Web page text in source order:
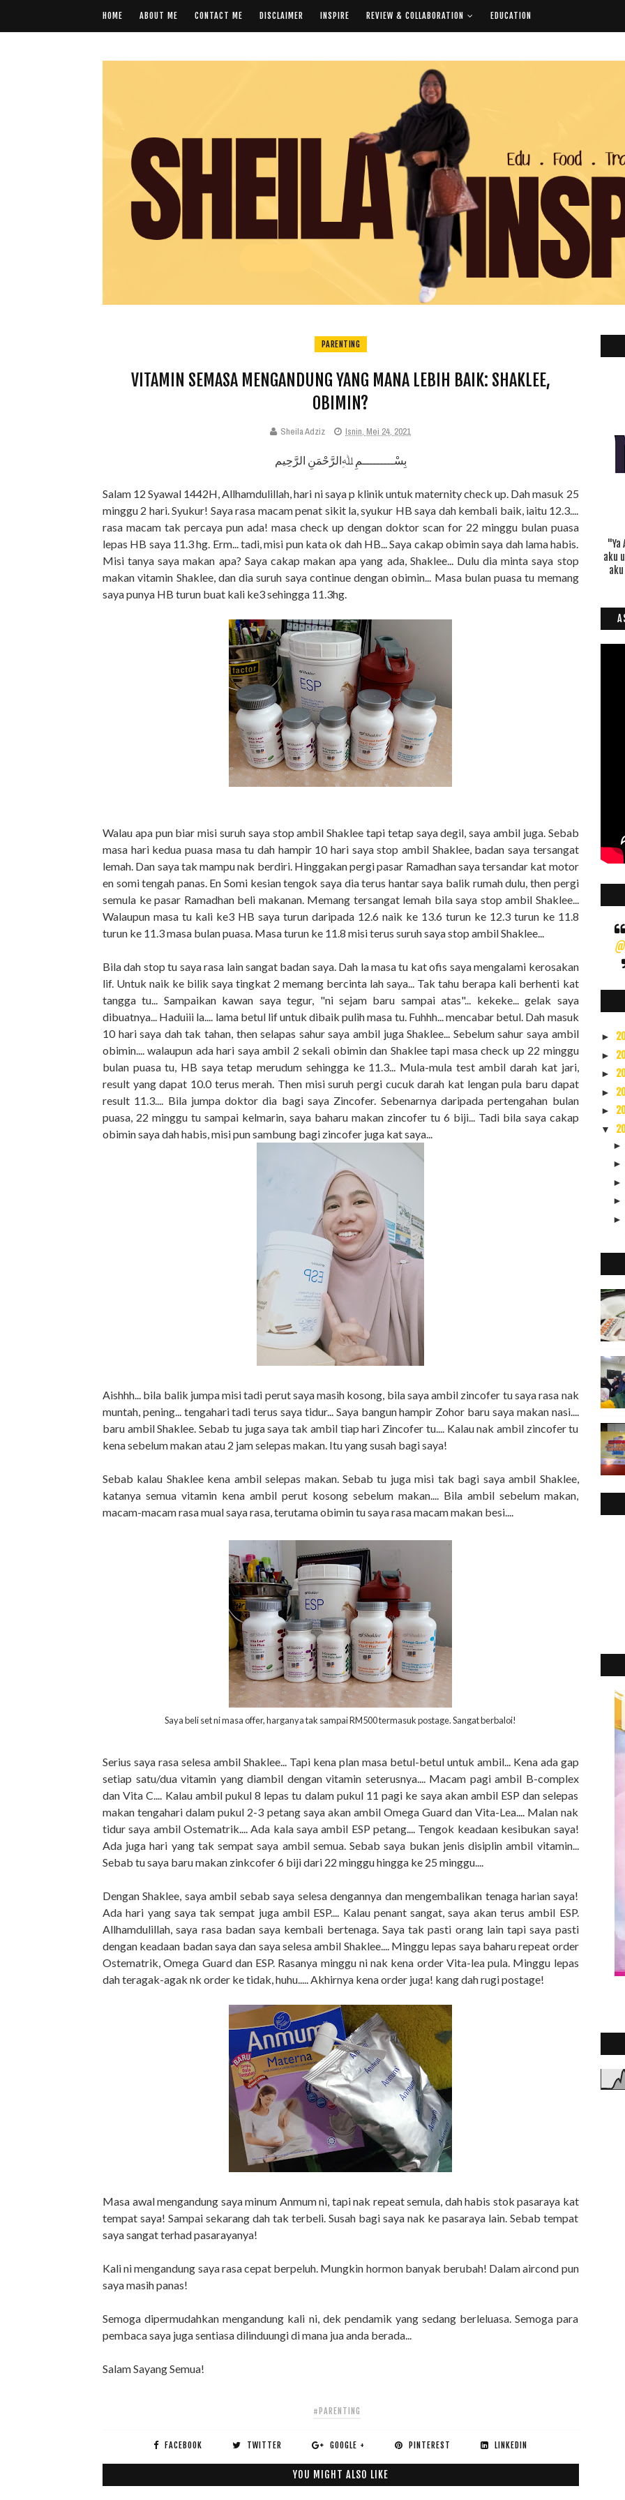
HOME ABOUT ME CONTACT ME DISCLAIMER INSPIRE REVIEW & COLLABORATION EDUCATION
PARENTING
VITAMIN SEMASA MENGANDUNG YANG MANA LEBIH BAIK: SHAKLEE,
OBIMIN?
Sheila Adziz Isnin, Mei 24, 2021
بِسْـــــــــمِ ﷲِالرَّحْمَنِ الرَّحِيم
Salam 12 Syawal 1442H, Allhamdulillah, hari ni saya p klinik untuk maternity check up. Dah masuk 25
minggu 2 hari. Syukur! Saya rasa macam penat sikit la, syukur HB saya dah kembali baik, iaitu 12.3....
rasa macam tak percaya pun ada! masa check up dengan doktor scan for 22 minggu bulan puasa
lepas HB saya 11.3 hg. Erm... tadi, misi pun kata ok dah HB... Saya cakap obimin saya dah lama habis.
Misi tanya saya makan apa? Saya cakap makan apa yang ada, Shaklee... Dulu dia minta saya stop
makan vitamin Shaklee, dan dia suruh saya continue dengan obimin... Masa bulan puasa tu memang
saya punya HB turun buat kali ke3 sehingga 11.3hg.
Walau apa pun biar misi suruh saya stop ambil Shaklee tapi tetap saya degil, saya ambil juga. Sebab
masa hari kedua puasa masa tu dah hampir 10 hari saya stop ambil Shaklee, badan saya tersangat
lemah. Dan saya tak mampu nak berdiri. Hinggakan pergi pasar Ramadhan saya tersandar kat motor
en somi tengah panas. En Somi kesian tengok saya dia terus hantar saya balik rumah dulu, then pergi
semula ke pasar Ramadhan beli makanan. Memang tersangat lemah bila saya stop ambil Shaklee...
Walaupun masa tu kali ke3 HB saya turun daripada 12.6 naik ke 13.6 turun ke 12.3 turun ke 11.8
turun ke 11.3 masa bulan puasa. Masa turun ke 11.8 misi terus suruh saya stop ambil Shaklee...
Bila dah stop tu saya rasa lain sangat badan saya. Dah la masa tu kat ofis saya mengalami kerosakan
lif. Untuk naik ke bilik saya tingkat 2 memang bercinta lah saya... Tak tahu berapa kali berhenti kat
tangga tu... Sampaikan kawan saya tegur, "ni sejam baru sampai atas"... kekeke... gelak saya
dibuatnya... Haduiii la.... lama betul lif untuk dibaik pulih masa tu. Fuhhh... mencabar betul. Dah masuk
10 hari saya dah tak tahan, then selapas sahur saya ambil juga Shaklee... Sebelum sahur saya ambil
obimin.... walaupun ada hari saya ambil 2 sekali obimin dan Shaklee tapi masa check up 22 minggu
bulan puasa tu, HB saya tetap merudum sehingga ke 11.3... Mula-mula test ambil darah kat jari,
result yang dapat 10.0 terus merah. Then misi suruh pergi cucuk darah kat lengan pula baru dapat
result 11.3.... Bila jumpa doktor dia bagi saya Zincofer. Sebenarnya daripada pertengahan bulan
puasa, 22 minggu tu sampai kelmarin, saya baharu makan zincofer tu 6 biji... Tadi bila saya cakap
obimin saya dah habis, misi pun sambung bagi zincofer juga kat saya...
Aishhh... bila balik jumpa misi tadi perut saya masih kosong, bila saya ambil zincofer tu saya rasa nak
muntah, pening... tengahari tadi terus saya tidur... Saya bangun hampir Zohor baru saya makan nasi....
baru ambil Shaklee. Sebab tu juga saya tak ambil tiap hari Zincofer tu.... Kalau nak ambil zincofer tu
kena sebelum makan atau 2 jam selepas makan. Itu yang susah bagi saya!
Sebab kalau Shaklee kena ambil selepas makan. Sebab tu juga misi tak bagi saya ambil Shaklee,
katanya semua vitamin kena ambil perut kosong sebelum makan.... Bila ambil sebelum makan,
macam-macam rasa mual saya rasa, terutama obimin tu saya rasa macam makan besi....
Saya beli set ni masa offer, harganya tak sampai RM500 termasuk postage. Sangat berbaloi!
Serius saya rasa selesa ambil Shaklee... Tapi kena plan masa betul-betul untuk ambil... Kena ada gap
setiap satu/dua vitamin yang diambil dengan vitamin seterusnya.... Macam pagi ambil B-complex
dan Vita C.... Kalau ambil pukul 8 lepas tu dalam pukul 11 pagi ke saya akan ambil ESP dan selepas
makan tengahari dalam pukul 2-3 petang saya akan ambil Omega Guard dan Vita-Lea.... Malan nak
tidur saya ambil Ostematrik.... Ada kala saya ambil ESP petang.... Tengok keadaan kesibukan saya!
Ada juga hari yang tak sempat saya ambil semua. Sebab saya bukan jenis disiplin ambil vitamin...
Sebab tu saya baru makan zinkcofer 6 biji dari 22 minggu hingga ke 25 minggu....
Dengan Shaklee, saya ambil sebab saya selesa dengannya dan mengembalikan tenaga harian saya!
Ada hari yang saya tak sempat juga ambil ESP.... Kalau penant sangat, saya akan terus ambil ESP.
Allhamdulillah, saya rasa badan saya kembali bertenaga. Saya tak pasti orang lain tapi saya pasti
dengan keadaan badan saya dan saya selesa ambil Shaklee.... Minggu lepas saya baharu repeat order
Ostematrik, Omega Guard dan ESP. Rasanya minggu ni nak kena order Vita-lea pula. Minggu lepas
dah teragak-agak nk order ke tidak, huhu..... Akhirnya kena order juga! kang dah rugi postage!
Masa awal mengandung saya minum Anmum ni, tapi nak repeat semula, dah habis stok pasaraya kat
tempat saya! Sampai sekarang dah tak terbeli. Susah bagi saya nak ke pasaraya lain. Sebab tempat
saya sangat terhad pasarayanya!
Kali ni mengandung saya rasa cepat berpeluh. Mungkin hormon banyak berubah! Dalam aircond pun
saya masih panas!
Semoga dipermudahkan mengandung kali ni, dek pendamik yang sedang berleluasa. Semoga para
pembaca saya juga sentiasa dilinduungi di mana jua anda berada...
Salam Sayang Semua!
#PARENTING
FACEBOOK TWITTER GOOGLE + PINTEREST LINKEDIN
YOU MIGHT ALSO LIKE
"Ya
aku
►
►
►
►
►
▼
►
►
►
►
►
►